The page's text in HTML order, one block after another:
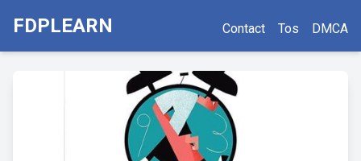
FDPLEARN Contact Tos DMCA